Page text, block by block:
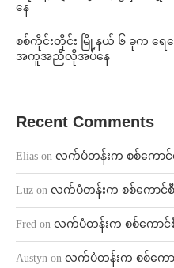
နေ
စစ်ကိုင်းတိုင်း မြို့နယ် ၆ ခုက ရေဘ
အကူအညီလိုအပ်နေ
Recent Comments
Elias on လက်ပံတန်းက စစ်ကောင်
Luz on လက်ပံတန်းက စစ်ကောင်စီ
Fred on လက်ပံတန်းက စစ်ကောင်
Austyn on လက်ပံတန်းက စစ်ကော